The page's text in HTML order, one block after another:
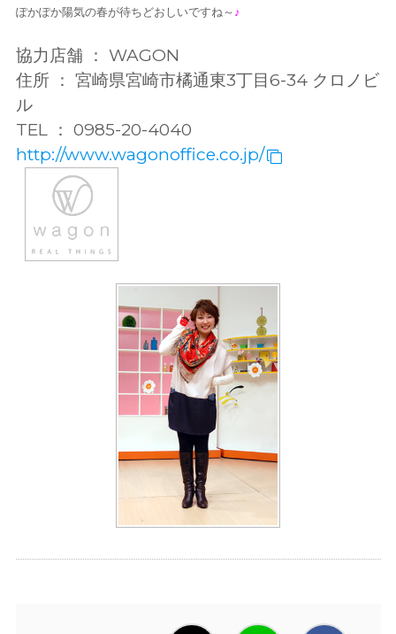
ぽかぽか陽気の春が待ちどおしいですね～ ♪
協力店舗 ： WAGON
住所 ： 宮崎県宮崎市橘通東3丁目6-34 クロノビ
ル
TEL ： 0985-20-4040
http://www.wagonoffice.co.jp/